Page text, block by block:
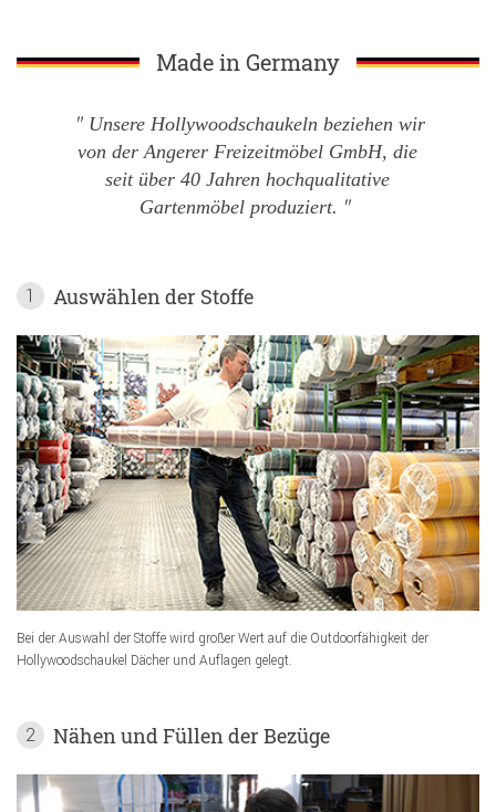
Made in Germany
Unsere Hollywoodschaukeln beziehen wir
von der Angerer Freizeitmöbel GmbH, die
seit über 40 Jahren hochqualitative
Gartenmöbel produziert.
1 Auswählen der Stoffe
Bei der Auswahl der Stoffe wird großer Wert auf die Outdoorfähigkeit der
Hollywoodschaukel Dächer und Auflagen gelegt.
2 Nähen und Füllen der Bezüge